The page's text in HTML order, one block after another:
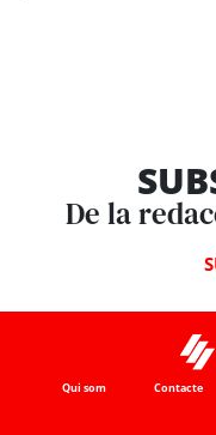
De la
Qui som Contacte